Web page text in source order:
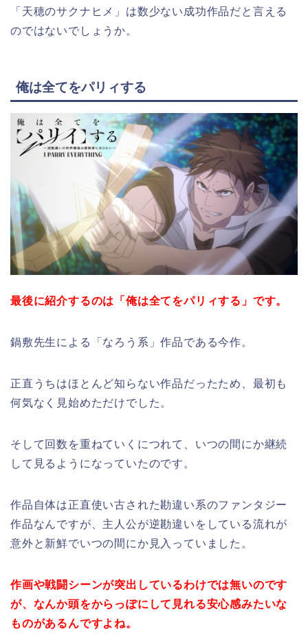
「天穂のサクナヒメ」は数少ない成功作品だと言える
のではないでしょうか。
俺は全てをパリィする
最後に紹介するのは「俺は全てをパリィする」です。
鍋敷先生による「なろう系」作品である今作。
正直うちはほとんど知らない作品だったため、最初も
何気なく見始めただけでした。
そして回数を重ねていくにつれて、いつの間にか継続
して見るようになっていたのです。
作品自体は正直使い古された勘違い系のファンタジー
作品なんですが、主人公が逆勘違いをしている流れが
意外と新鮮でいつの間にか見入っていました。
作画や戦闘シーンが突出しているわけでは無いのです
が、なんか頭をからっぽにして見れる安心感みたいな
ものがあるんですよね。